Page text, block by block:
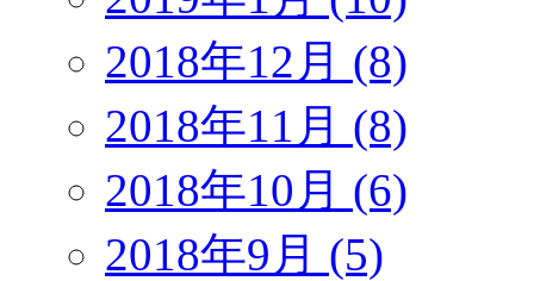
2018年12月 (8)
2018年11月 (8)
2018年10月 (6)
2018年9月 (5)